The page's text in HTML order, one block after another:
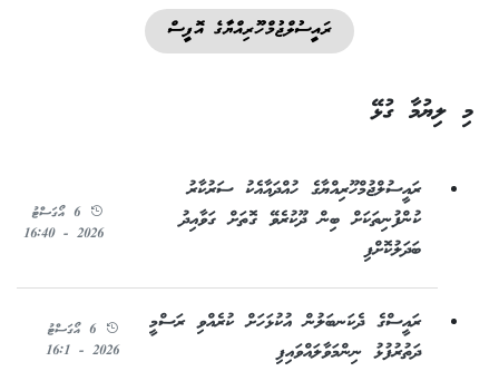
ރައީސުލްޖުމްހޫރިއްޔާގެ އޮފީސް
މި ލިޔުމާ ގުޅޭ
ރައީސުލްޖުމްހޫރިއްޔާގެ ހުއްދައާއެކު ސަރުކާރު
ކުންފުނިތަކަށް ބިން ދޫކުރެވޭ ގޮތަށް ގަވާއިދު
ބަދަލުކޮށްފި
6 އޯގަސްޓު
2026 - 16:40
ރައީސްގެ ދެކަނބަލުން އުކުޅަހަށް ކުރެއްވި ރަސްމީ
ދަތުރުފުޅު ނިންމަވާލައްވައިފި
6 އޯގަސްޓު
2026 - 16:1